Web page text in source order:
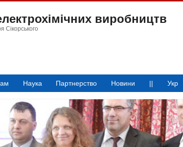
виробництв
Сікорського
Наука Партнерство Новини || Укр